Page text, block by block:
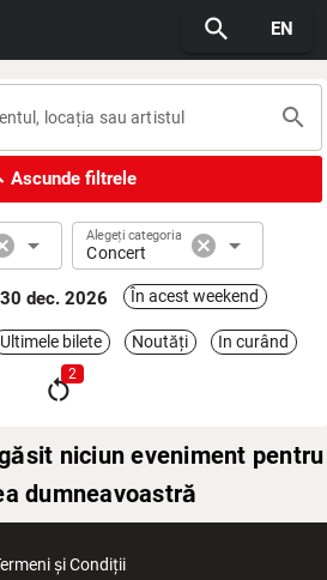
search EN
search
Ascunde filtrele
arrow_drop_down Alegeți categoria
Concert cancel arrow_drop_down
dec. 2026 În acest weekend
Ultimele bilete Noutăți In curând
restart_alt
2
niciun eveniment pentru
dumneavoastră
și Condiții